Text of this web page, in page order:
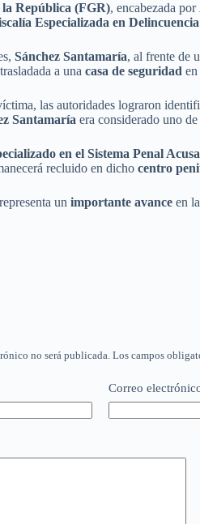
República (FGR), encabezada por
Especializada en
Sánchez Santamaría, al frente de
a una casa de seguridad
las autoridades lograron
Santamaría era considerado uno
en el Sistema Penal
recluido en dicho centro
un importante avance en
no será publicada. Los campos
Correo